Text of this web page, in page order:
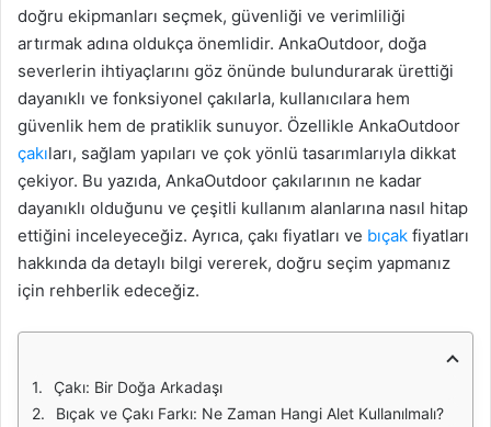
doğru ekipmanları seçmek, güvenliği ve verimliliği
artırmak adına oldukça önemlidir. AnkaOutdoor, doğa
severlerin ihtiyaçlarını göz önünde bulundurarak ürettiği
dayanıklı ve fonksiyonel çakılarla, kullanıcılara hem
güvenlik hem de pratiklik sunuyor. Özellikle AnkaOutdoor
çakıları, sağlam yapıları ve çok yönlü tasarımlarıyla dikkat
çekiyor. Bu yazıda, AnkaOutdoor çakılarının ne kadar
dayanıklı olduğunu ve çeşitli kullanım alanlarına nasıl hitap
ettiğini inceleyeceğiz. Ayrıca, çakı fiyatları ve bıçak fiyatları
hakkında da detaylı bilgi vererek, doğru seçim yapmanız
için rehberlik edeceğiz.
Çakı: Bir Doğa Arkadaşı
Bıçak ve Çakı Farkı: Ne Zaman Hangi Alet Kullanılmalı?